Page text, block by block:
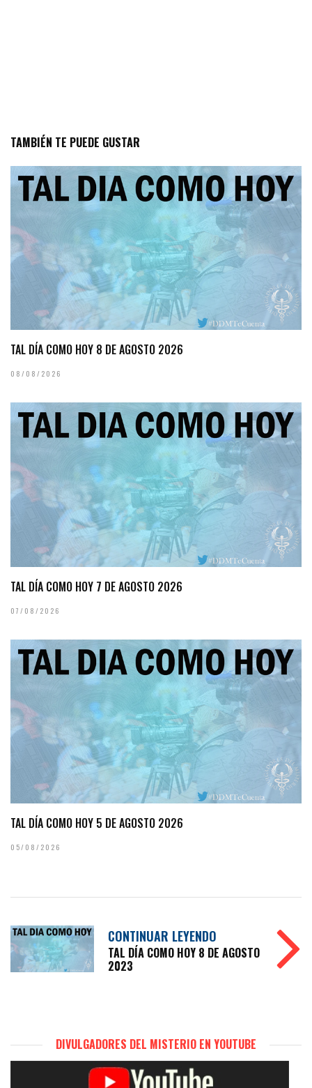
TAMBIÉN TE PUEDE GUSTAR
TAL DÍA COMO HOY 8 DE AGOSTO 2026
08/08/2026
TAL DÍA COMO HOY 7 DE AGOSTO 2026
07/08/2026
TAL DÍA COMO HOY 5 DE AGOSTO 2026
05/08/2026
CONTINUAR LEYENDO
TAL DÍA COMO HOY 8 DE AGOSTO
2023
DIVULGADORES DEL MISTERIO EN YOUTUBE